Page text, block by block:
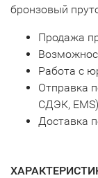
бронзовый
Продажа
Работа с
Отправка
СДЭК,
Доставка